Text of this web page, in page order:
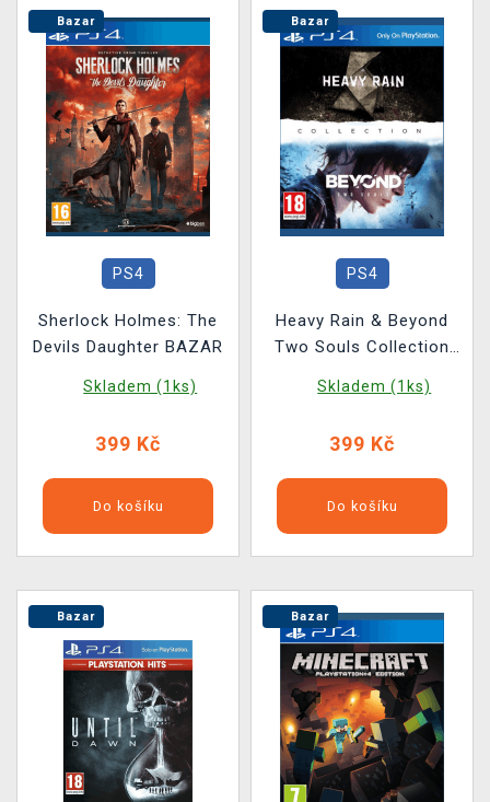
Bazar
PS4
Sherlock Holmes: The
Devils Daughter BAZAR
Skladem (1ks)
399 Kč
Do košíku
Bazar
PS4
Heavy Rain & Beyond
Two Souls Collection
Skladem (1ks)
399 Kč
Do košíku
Bazar Bazar